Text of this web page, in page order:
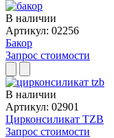
В наличии
Артикул: 02256
Бакор
Запрос стоимости
В наличии
Артикул: 02901
Цирконсиликат TZB
Запрос стоимости